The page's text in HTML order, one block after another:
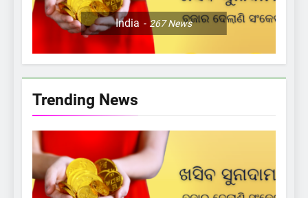
India 267News
Trending News